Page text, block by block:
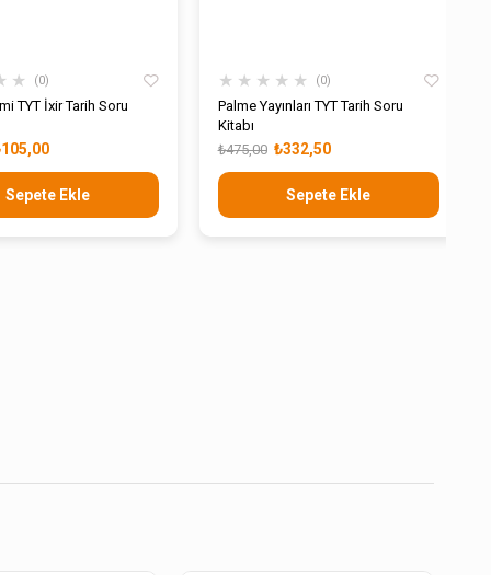
★ 0
TYT İxir Tarih Soru
Sepete Ekle
★ ★ ★ ★ ★ 0
Palme Yayınları TYT Tarih Soru
Kitabı
₺332,50
₺475,00
Sepete Ekle